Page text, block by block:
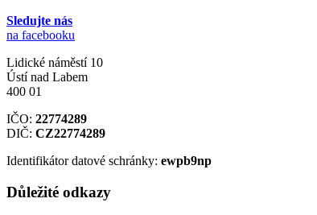
Sledujte nás
na facebooku
Lidické náměstí 10
Ústí nad Labem
400 01
IČO: 22774289
DIČ: CZ22774289
Identifikátor datové schránky: ewpb9np
Důležité odkazy